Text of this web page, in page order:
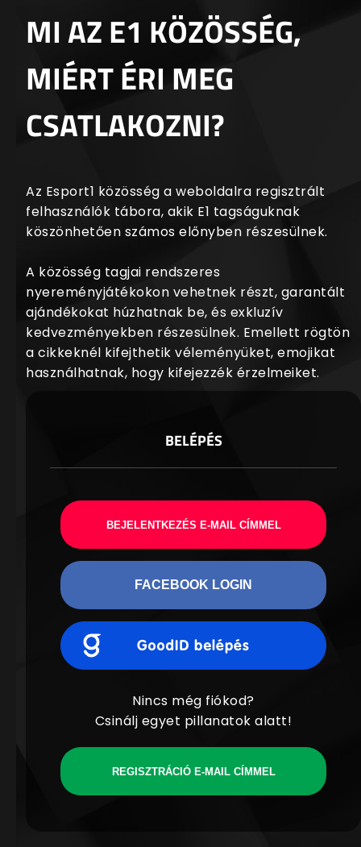
MI AZ E1 KÖZÖSSÉG,
MIÉRT ÉRI MEG
CSATLAKOZNI?
Az Esport1 közösség a weboldalra regisztrált
felhasználók tábora, akik E1 tagságuknak
köszönhetően számos előnyben részesülnek.
A közösség tagjai rendszeres
nyereményjátékokon vehetnek részt, garantált
ajándékokat húzhatnak be, és exkluzív
kedvezményekben részesülnek. Emellett rögtön
a cikkeknél kifejthetik véleményüket, emojikat
használhatnak, hogy kifejezzék érzelmeiket.
BELÉPÉS
BEJELENTKEZÉS E-MAIL CÍMMEL
FACEBOOK LOGIN
Nincs még fiókod?
Csinálj egyet pillanatok alatt!
REGISZTRÁCIÓ E-MAIL CÍMMEL